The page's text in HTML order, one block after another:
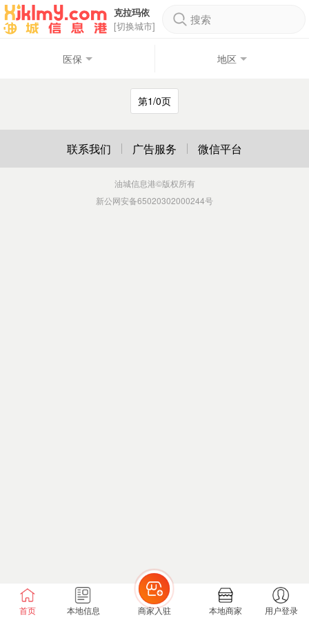
克拉玛依
[切换城市]
搜索
医保 地区
第1/0页
首页 本地信息 商家入驻 本地商家 用户登录
联系我们 广告服务 微信平台
油城信息港©版权所有
新公网安备65020302000244号